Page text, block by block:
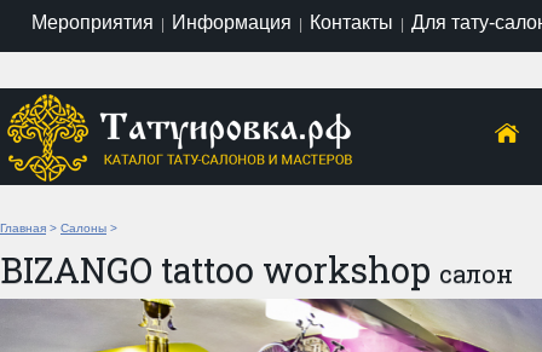
Мероприятия | Информация | Контакты | Для тату-
Главная > Салоны >
BIZANGO tattoo workshop салон